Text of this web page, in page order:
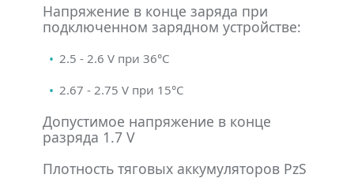
Напряжение в конце заряда при
подключенном зарядном устройстве:
2.5 - 2.6 V при 36°С
2.67 - 2.75 V при 15°С
Допустимое напряжение в конце
разряда 1.7 V
Плотность тяговых аккумуляторов PzS